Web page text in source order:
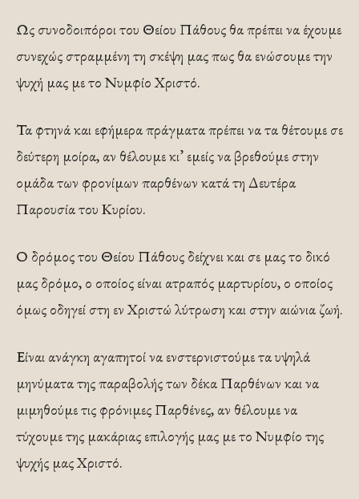
Ως συνοδοιπόροι του Θείου Πάθους θα πρέπει να έχουμε
συνεχώς στραμμένη τη σκέψη μας πως θα ενώσουμε την
ψυχή μας με το Νυμφίο Χριστό.
Τα φτηνά και εφήμερα πράγματα πρέπει να τα θέτουμε σε
δεύτερη μοίρα, αν θέλουμε κι’ εμείς να βρεθούμε στην
ομάδα των φρονίμων παρθένων κατά τη Δευτέρα
Παρουσία του Κυρίου.
Ο δρόμος του Θείου Πάθους δείχνει και σε μας το δικό
μας δρόμο, ο οποίος είναι ατραπός μαρτυρίου, ο οποίος
όμως οδηγεί στη εν Χριστώ λύτρωση και στην αιώνια ζωή.
Είναι ανάγκη αγαπητοί να ενστερνιστούμε τα υψηλά
μηνύματα της παραβολής των δέκα Παρθένων και να
μιμηθούμε τις φρόνιμες Παρθένες, αν θέλουμε να
τύχουμε της μακάριας επιλογής μας με το Νυμφίο της
ψυχής μας Χριστό.